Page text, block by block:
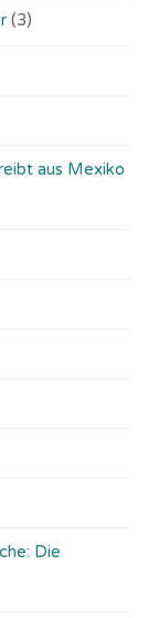
(3)
aus Mexiko
Die